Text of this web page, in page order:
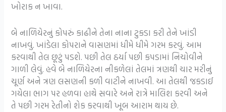
ખોરાક ન ખાવા.
બે નાળિયેરનું કોપરું કાઢીને તેના નાના ટુકડા કરી તેને ખાંડી
નાખવું. ખાંડેલા કોપરાને વાસણમાં ધીમે ધીમે ગરમ કરવું. આમ
કરવાથી તેલ છૂટું પડશે. પછી તેલ ઠર્યા પછી કપડામાં નિચોવીને
ગાળી લેવું. હવે બે નાળિયેરના નીકળેલાં તેલમાં ત્રણથી ચાર મરીનું
ચૂર્ણ અને ત્રણ લસણની કળી વાટીને નાખવી. આ તેલથી જકડાઈ
ગયેલા ભાગ પર હળવા હાથે સવારે અને રાત્રે માલિશ કરવી અને
તે પછી ગરમ રેતીનો શેક કરવાથી ખૂબ આરામ થાય છે.